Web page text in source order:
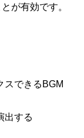
が有効です。
スできるBGM
出する